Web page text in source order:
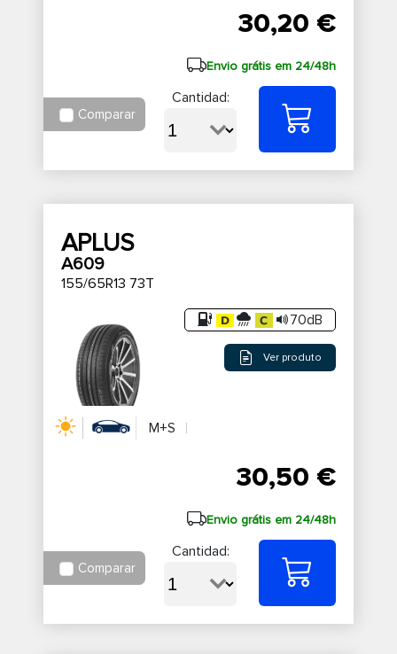
30,20 €
Envio grátis em 24/48h
Comparar
Cantidad:
APLUS
A609
155/65R13 73T
70dB
Ver produto
M+S
30,50 €
Envio grátis em 24/48h
Comparar
Cantidad: